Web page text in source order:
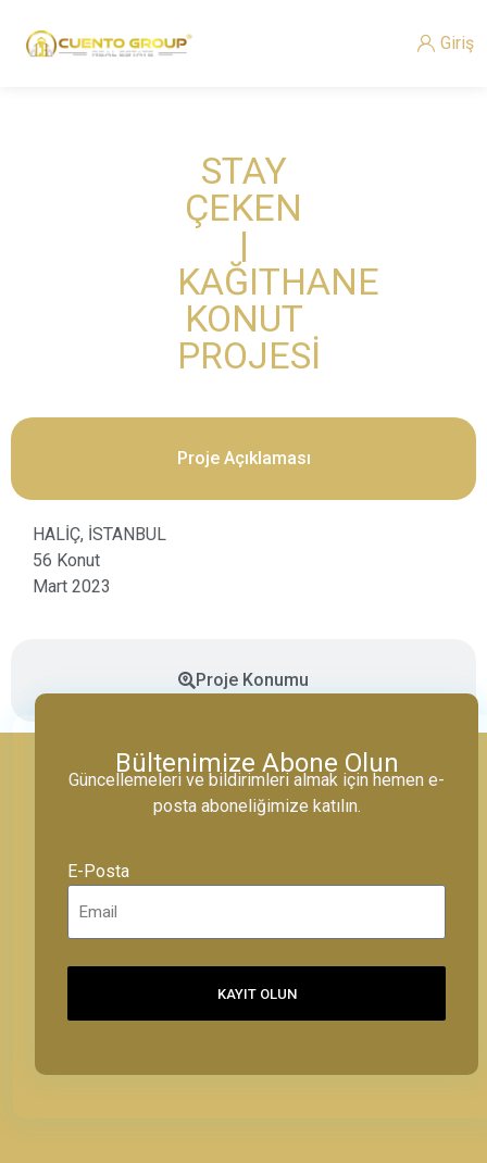
Giriş
STAY
ÇEKEN
|
KAĞITHANE
KONUT
PROJESİ
Proje Açıklaması
Proje Konumu
HALİÇ, İSTANBUL
56 Konut
Mart 2023
Bültenimize Abone Olun
Güncellemeleri ve bildirimleri almak için hemen e-
posta aboneliğimize katılın.
E-Posta
KAYIT OLUN